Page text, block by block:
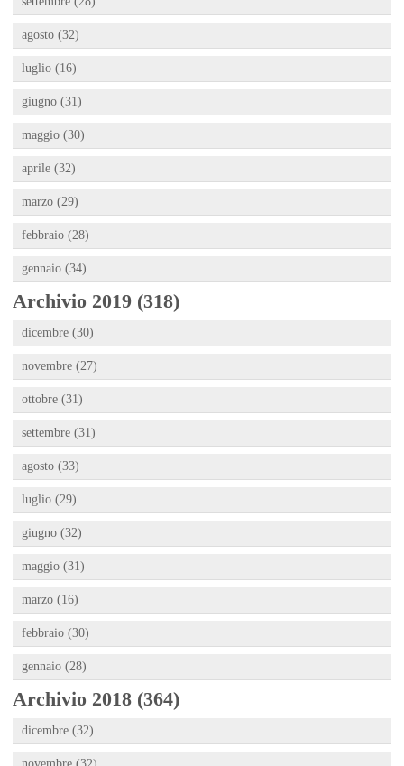
agosto (32)
luglio (16)
giugno (31)
maggio (30)
aprile (32)
marzo (29)
febbraio (28)
gennaio (34)
Archivio 2019 (318)
dicembre (30)
novembre (27)
ottobre (31)
settembre (31)
agosto (33)
luglio (29)
giugno (32)
maggio (31)
marzo (16)
febbraio (30)
gennaio (28)
Archivio 2018 (364)
dicembre (32)